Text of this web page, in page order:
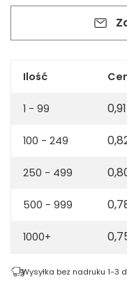
błękitny
Ilość
1 - 99 0,91
100 - 249
250 - 499
500 - 999
1000+
Wysyłka bez nadruku 1-3